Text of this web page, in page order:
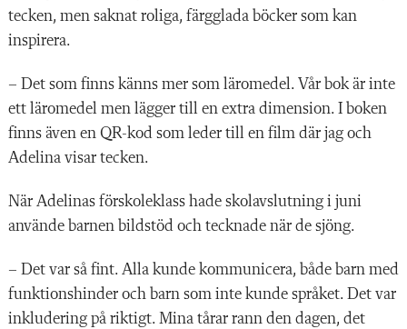
tecken, men saknat roliga, färgglada böcker som kan
inspirera.
– Det som finns känns mer som läromedel. Vår bok är inte
ett läromedel men lägger till en extra dimension. I boken
finns även en QR-kod som leder till en film där jag och
Adelina visar tecken.
När Adelinas förskoleklass hade skolavslutning i juni
använde barnen bildstöd och tecknade när de sjöng.
– Det var så fint. Alla kunde kommunicera, både barn med
funktionshinder och barn som inte kunde språket. Det var
inkludering på riktigt. Mina tårar rann den dagen, det